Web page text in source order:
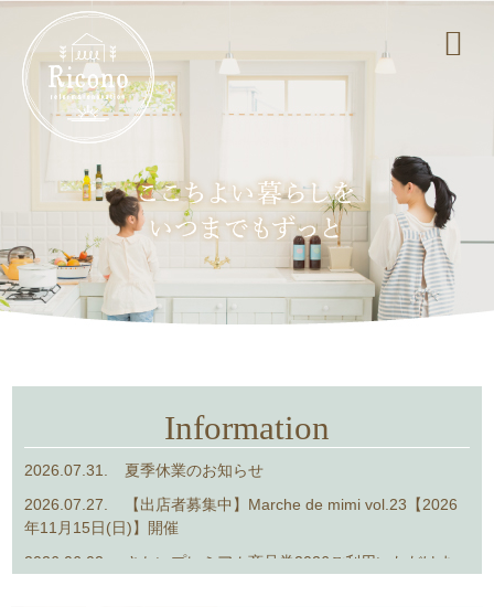
Information
2026.07.31.
夏季休業のお知らせ
2026.07.27.
【出店者募集中】Marche de mimi vol.23【2026
年11月15日(日)】開催
2026.06.02.
さかいプレミアム商品券2026ご利用いただけま